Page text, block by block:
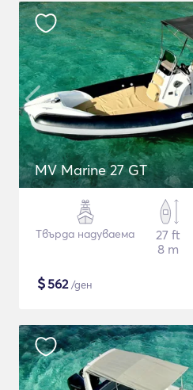
MV Marine 27 GT
Твърда надуваема
27 ft
8 m
$562/ден